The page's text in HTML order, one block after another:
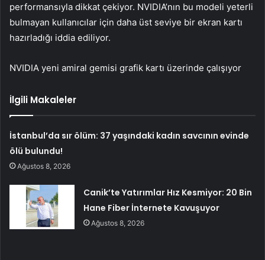
performansıyla dikkat çekiyor. NVIDIA’nın bu modeli yeterli
bulmayan kullanıcılar için daha üst seviye bir ekran kartı
hazırladığı iddia ediliyor.
NVIDIA yeni amiral gemisi grafik kartı üzerinde çalışıyor
İlgili Makaleler
İstanbul’da sır ölüm: 37 yaşındaki kadın savcının evinde
ölü bulundu!
Ağustos 8, 2026
Canik’te Yatırımlar Hız Kesmiyor: 20 Bin
Hane Fiber İnternete Kavuşuyor
Ağustos 8, 2026